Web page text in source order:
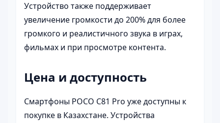
Устройство также поддерживает
увеличение громкости до 200% для более
громкого и реалистичного звука в играх,
фильмах и при просмотре контента.
Цена и доступность
Смартфоны POCO C81 Pro уже доступны к
покупке в Казахстане. Устройства